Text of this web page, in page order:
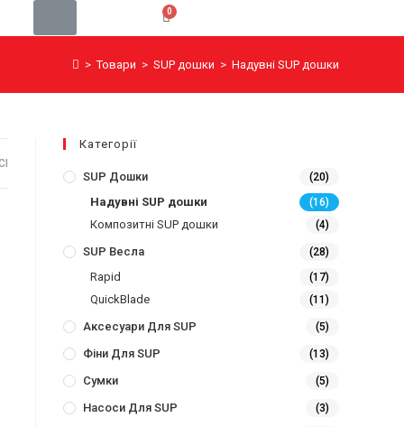
> Товари > SUP дошки > Надувні SUP дошки
Категорії
SUP Дошки (20)
Надувні SUP дошки (16)
Композитні SUP дошки (4)
SUP Весла (28)
Rapid (17)
QuickBlade (11)
Аксесуари Для SUP (5)
Фіни Для SUP (13)
Сумки (5)
Насоси Для SUP (3)